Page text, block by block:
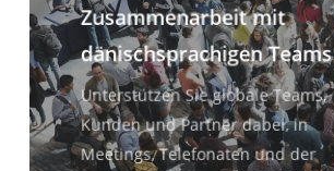
Zusammenarbeit mit
dänischsprachigen Teams
Unterstützen Sie globale Teams,
Kunden und Partner dabei, in
Meetings, Telefonaten und der